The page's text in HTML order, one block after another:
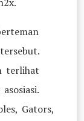
terlihat
Gators,